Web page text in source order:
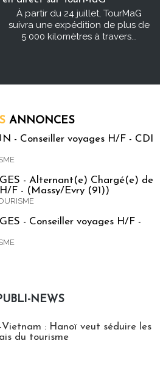
À partir du 24 juillet, TourMaG
suivra une expédition de plus de
5 000 kilomètres à travers...
ANNONCES
- Conseiller voyages H/F - CDI
- Alternant(e) Chargé(e) de
F - (Massy/Evry (91))
- Conseiller voyages H/F -
NEWS
: Hanoï veut séduire les
du tourisme